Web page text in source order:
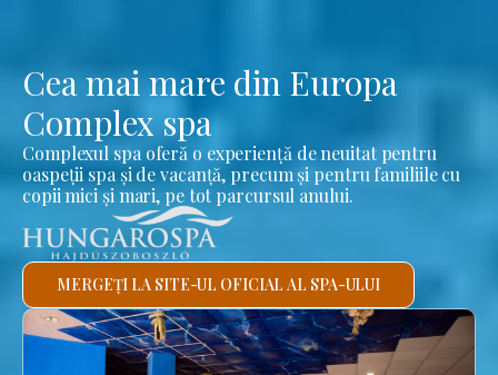
Cea mai mare din Europa
Complex spa
Complexul spa oferă o experiență de neuitat pentru
oaspeții spa și de vacanță, precum și pentru familiile cu
copii mici și mari, pe tot parcursul anului.
MERGEȚI LA SITE-UL OFICIAL AL SPA-ULUI